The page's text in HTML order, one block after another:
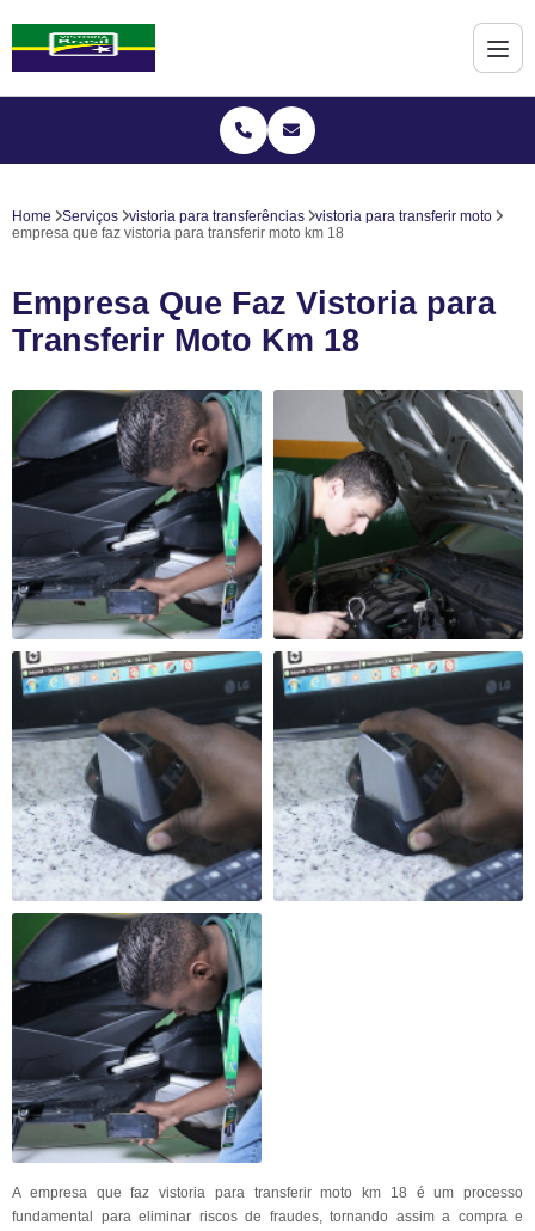
Home Serviços vistoria para transferências
vistoria para transferir moto
empresa que faz vistoria para transferir moto km 18
Empresa Que Faz Vistoria para
Transferir Moto Km 18
A empresa que faz vistoria para transferir moto km 18 é um processo
fundamental para eliminar riscos de fraudes, tornando assim a compra e